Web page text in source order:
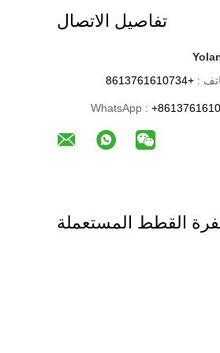
تفاصيل الاتصال
:
+8613761610734
القطط المستعملة